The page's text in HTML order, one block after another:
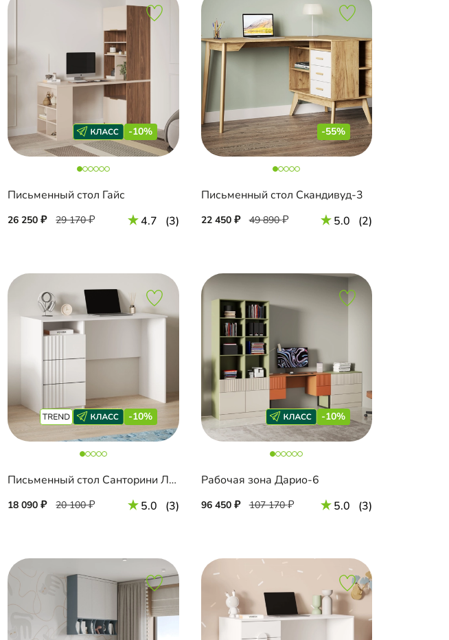
-10%
Письменный стол Гайс
26 250 29 170 4.7 (3)
-55%
Письменный стол Скандивуд-3
22 450 49 890 5.0 (2)
-10%
Письменный стол Санторини Лайф
18 090 20 100 5.0 (3)
-10%
Рабочая зона Дарио-6
96 450 107 170 5.0 (3)